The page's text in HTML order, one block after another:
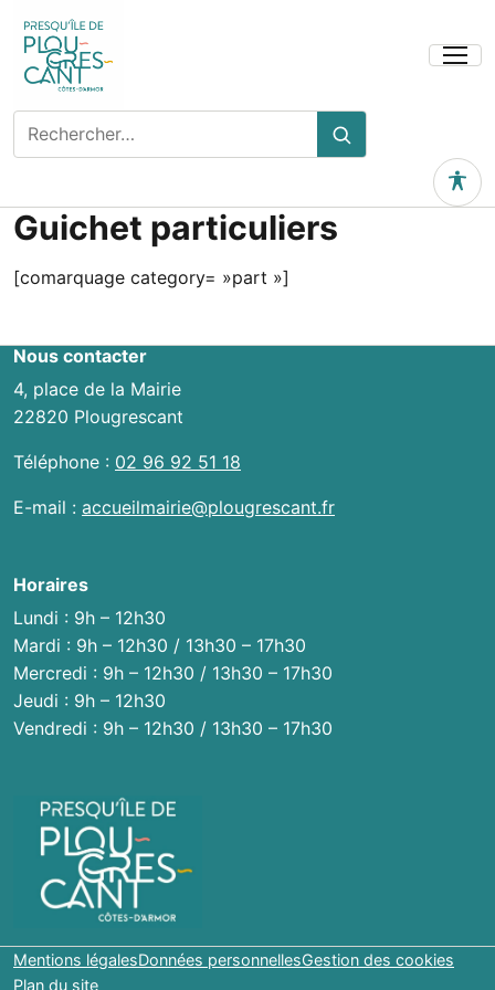
Ouvrir
Rechercher
sur
site
Rechercher
Outils
Guichet particuliers
[comarquage category= »part »]
Nous contacter
4, place de la Mairie
22820 Plougrescant
Téléphone : 02 96 92 51 18
E-mail : accueilmairie@plougrescant.fr
Horaires
Lundi : 9h – 12h30
Mardi : 9h – 12h30 / 13h30 – 17h30
Mercredi : 9h – 12h30 / 13h30 – 17h30
Jeudi : 9h – 12h30
Vendredi : 9h – 12h30 / 13h30 – 17h30
Mentions légalesDonnées personnellesGestion des cookies
Plan du site